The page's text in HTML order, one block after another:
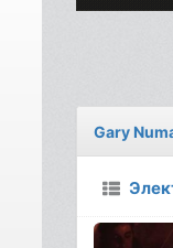
Gary